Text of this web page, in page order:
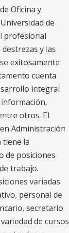
Oficina y
de
profesional
y las
exitosamente
cuenta
integral
otros. El
Administración
tiene la
de posiciones
trabajo.
variadas
personal de
secretario
de cursos